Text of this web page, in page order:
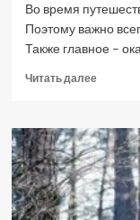
Во время
Поэтому важно
Также главное –
Читать далее
Как
без
вреда
—